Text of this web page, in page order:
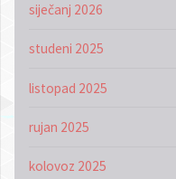
siječanj 2026
studeni 2025
listopad 2025
rujan 2025
kolovoz 2025